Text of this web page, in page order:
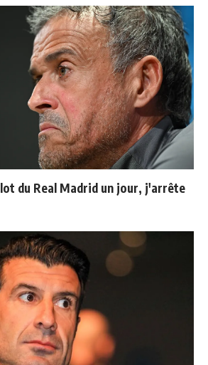
du Real Madrid un jour, j'arrête